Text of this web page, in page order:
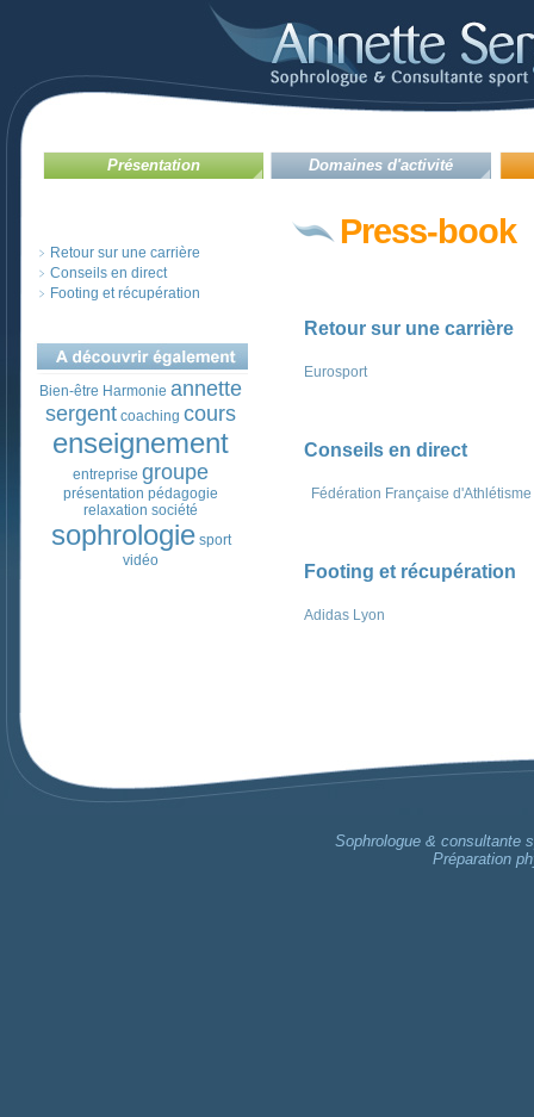
Présentation Domaines d'activité
Retour sur une carrière
Conseils en direct
Footing et récupération
Bien-être Harmonie annette
sergent coaching cours
enseignement
entreprise groupe
présentation pédagogie
relaxation société
sophrologie sport
vidéo
Press-book
Retour sur une carrière
Eurosport
Conseils en direct
Fédération Française d'Athlétisme
Footing et récupération
Adidas Lyon
Sophrologue & consultante
Préparation